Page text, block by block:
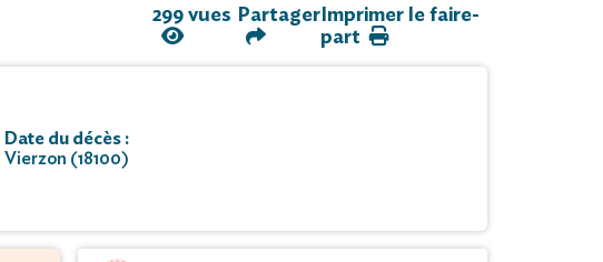
299 vues PartagerImprimer le faire-
part
Date du décès :
Vierzon (18100)